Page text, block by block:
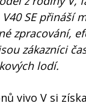
SE přináší
zpracování,
zákazníci
lodí.
vivo V si